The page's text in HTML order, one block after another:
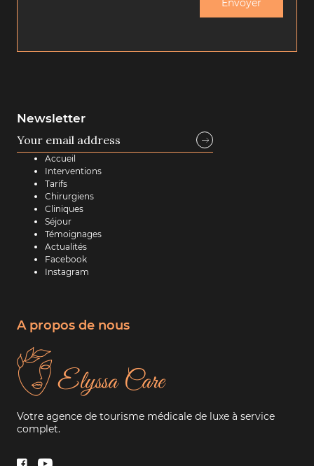
Newsletter
Accueil
Interventions
Tarifs
Chirurgiens
Cliniques
Séjour
Témoignages
Actualités
Facebook
Instagram
A propos de nous
Votre agence de tourisme médicale de luxe à service
complet.